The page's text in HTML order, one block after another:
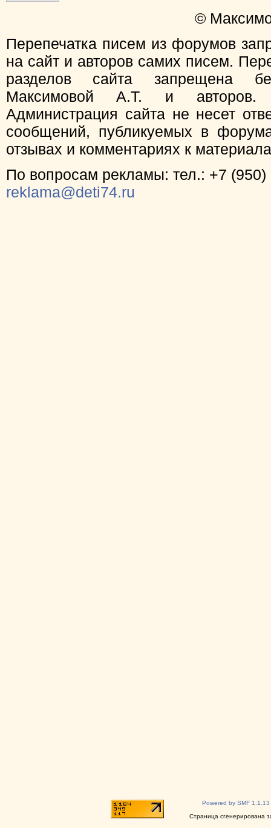
©
Перепечатка писем из форумов
на сайт и авторов самих писем.
разделов сайта запрещена
Максимовой А.Т. и
Администрация сайта не несет
сообщений, публикуемых в
отзывах и комментариях к
По вопросам рекламы: тел.: +7 (950)
reklama@deti74.ru
Powered by SMF 1.1.13
Страница сгенерирована